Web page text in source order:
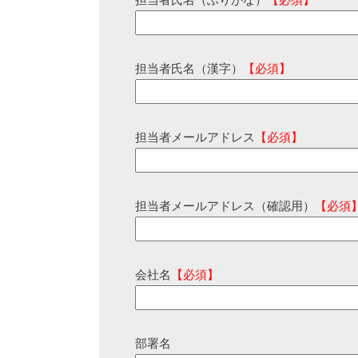
担当者氏名（漢字） 【必須】
担当者メールアドレス 【必須】
担当者メールアドレス（確認用） 【必須
会社名 【必須】
部署名